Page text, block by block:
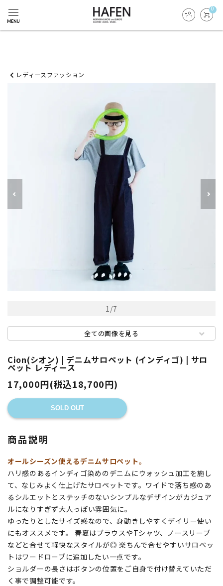
0
レディースファッション
1/7
全ての画像を見る
Cion(シオン) | デニムサロペット (インディゴ) | サロ
ペット レディース
17,000円(税込18,700円)
SOLD OUT
商品説明
オールシーズン使えるデニムサロペット。
ハリ感のあるインディゴ染めのデニムにウォッシュ加工を施し
て、なじみよく仕上げたサロペットです。ワイドで落ち感のあ
るシルエットとステッチのないシンプルなデザインがカジュア
ルになりすぎず大人っぽい雰囲気に。
ゆったりとしたサイズ感なので、身動きしやすくデイリー使い
にもオススメです。 春夏はブラウスやTシャツ、ノースリーブ
などと合せて軽快なスタイルが◎ 楽ちんで合せやすいサロペッ
トはワードローブに追加したい一点です。
ショルダーの長さはボタンの位置をご自身で付け替えていただ
く事で調整可能です。